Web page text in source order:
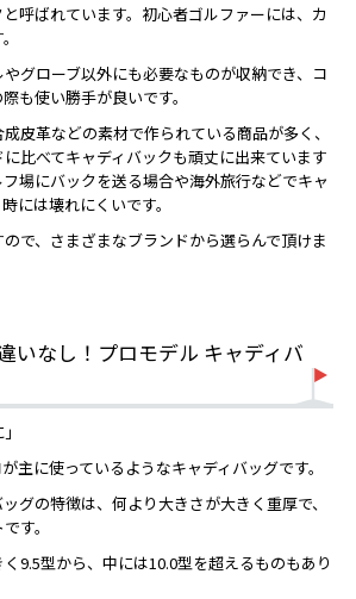
呼ばれています。初心者ゴルファーには、カ
グローブ以外にも必要なものが収納でき、コ
も使い勝手が良いです。
皮革などの素材で作られている商品が多く、
比べてキャディバックも頑丈に出来ています
場にバックを送る場合や海外旅行などでキャ
には壊れにくいです。
で、さまざまなブランドから選らんで頂けま
いなし！プロモデル キャディバ
主に使っているようなキャディバッグです。
グの特徴は、何より大きさが大きく重厚で、
す。
9.5型から、中には10.0型を超えるものもあり